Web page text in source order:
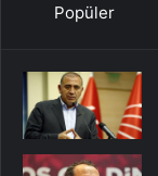
Popüler